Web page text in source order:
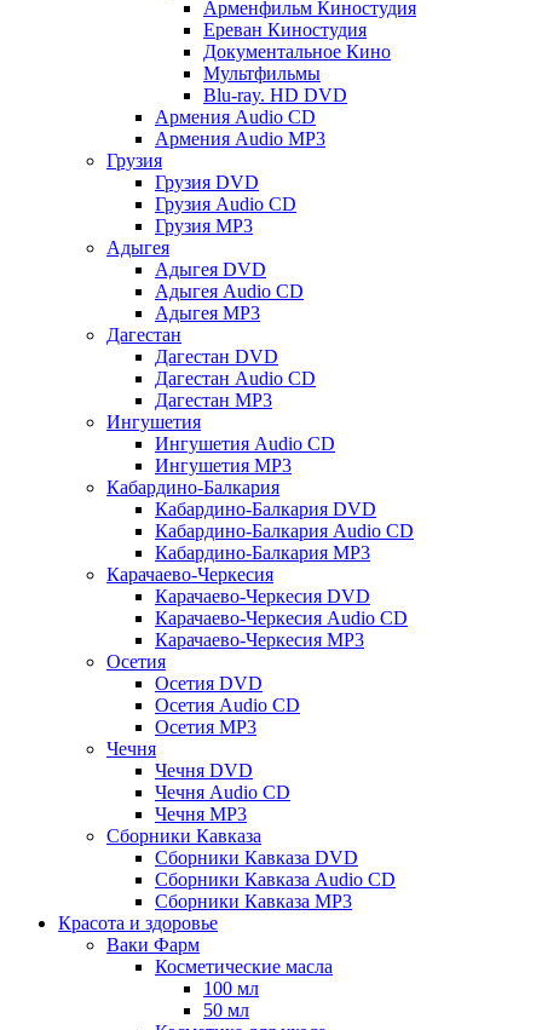
Арменфильм Киностудия
Ереван Киностудия
Документальное Кино
Мультфильмы
Blu-ray. HD DVD
Армения Audio CD
Армения Audio MP3
Грузия
Грузия DVD
Грузия Audio CD
Грузия MP3
Адыгея
Адыгея DVD
Адыгея Audio CD
Адыгея MP3
Дагестан
Дагестан DVD
Дагестан Audio CD
Дагестан MP3
Ингушетия
Ингушетия Audio CD
Ингушетия MP3
Кабардино-Балкария
Кабардино-Балкария DVD
Кабардино-Балкария Audio CD
Кабардино-Балкария MP3
Карачаево-Черкесия
Карачаево-Черкесия DVD
Карачаево-Черкесия Audio CD
Карачаево-Черкесия MP3
Осетия
Осетия DVD
Осетия Audio CD
Осетия MP3
Чечня
Чечня DVD
Чечня Audio CD
Чечня MP3
Сборники Кавказа
Сборники Кавказа DVD
Сборники Кавказа Audio CD
Сборники Кавказа MP3
Красота и здоровье
Ваки Фарм
Косметические масла
100 мл
50 мл